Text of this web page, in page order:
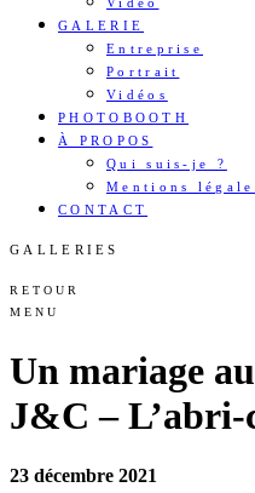
GALERIE
Entreprise
Portrait
Vidéos
PHOTOBOOTH
À PROPOS
Qui suis-je ?
Mentions
CONTACT
GALLERIES
RETOUR
MENU
Un mariage
J&C – L’abri-
23 décembre 2021